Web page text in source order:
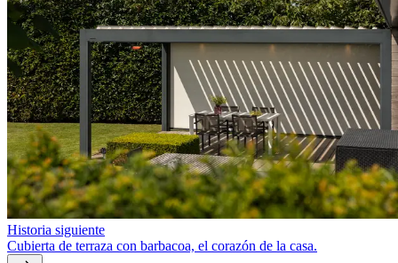
Historia siguiente
Cubierta de terraza con barbacoa, el corazón de la casa.